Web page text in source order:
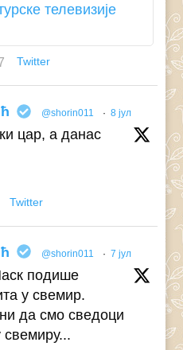
телевизије
Twitter
@shorin011 · 8 јул
цар, а данас
Twitter
@shorin011 · 7 јул
подише
у свемир.
да смо сведоци
свемиру...